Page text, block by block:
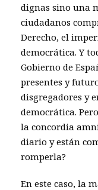
dignas sino una
ciudadanos
Derecho, el
democrática. Y
Gobierno de
presentes y
disgregadores y
democrática.
la concordia
diario y están
romperla?
En este caso, la